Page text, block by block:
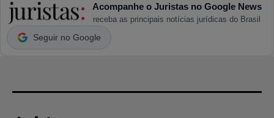
Acompanhe o Juristas no Google News
receba as principais notícias jurídicas do Brasil
Seguir no Google